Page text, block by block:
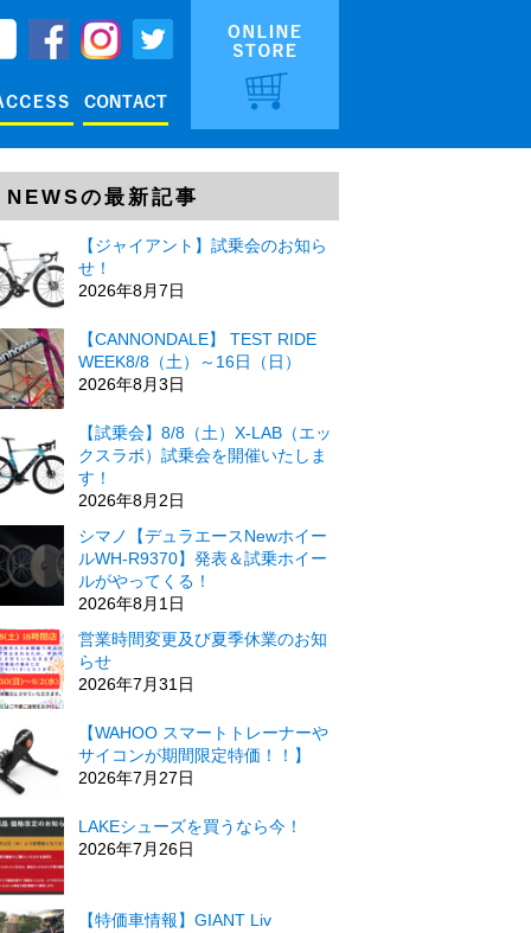
NEWSの最新記事
【ジャイアント】試乗会のお知ら
せ！
2026年8月7日
【CANNONDALE】 TEST RIDE
WEEK8/8（土）～16日（日）
2026年8月3日
【試乗会】8/8（土）X-LAB（エッ
クスラボ）試乗会を開催いたしま
す！
2026年8月2日
シマノ【デュラエースNewホイー
ルWH-R9370】発表＆試乗ホイー
ルがやってくる！
2026年8月1日
営業時間変更及び夏季休業のお知
らせ
2026年7月31日
【WAHOO スマートトレーナーや
サイコンが期間限定特価！！】
2026年7月27日
LAKEシューズを買うなら今！
2026年7月26日
【特価車情報】GIANT Liv